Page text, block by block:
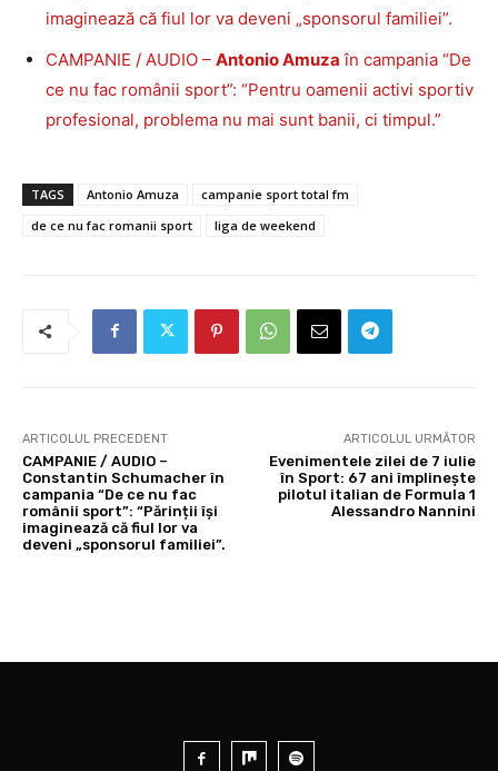
imaginează că fiul lor va deveni „sponsorul familiei”.
CAMPANIE / AUDIO – Antonio Amuza în campania “De
ce nu fac românii sport”: “Pentru oamenii activi sportiv
profesional, problema nu mai sunt banii, ci timpul.”
TAGS Antonio Amuza
campanie sport total fm
de ce nu fac romanii sport
liga de weekend
ARTICOLUL PRECEDENT
CAMPANIE / AUDIO –
Constantin Schumacher în
campania “De ce nu fac
românii sport”: “Părinții își
imaginează că fiul lor va
deveni „sponsorul familiei”.
ARTICOLUL URMĂTOR
Evenimentele zilei de 7 iulie
în Sport: 67 ani împlinește
pilotul italian de Formula 1
Alessandro Nannini